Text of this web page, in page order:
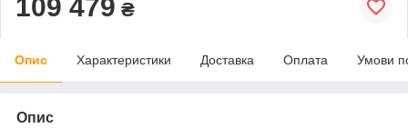
109 479 ₴
Опис Характеристики Доставка Оплата Умови
Опис